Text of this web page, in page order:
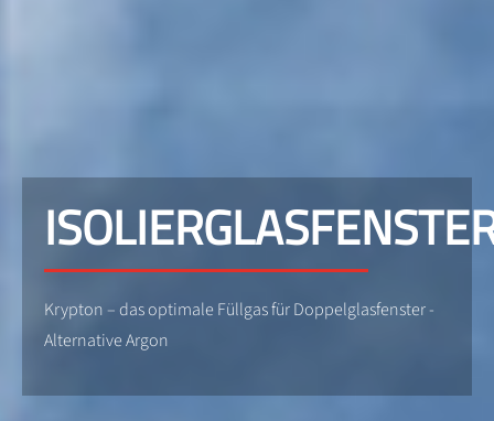
Krypton – das optimale Füllgas für Doppelglasfenster -
Alternative Argon